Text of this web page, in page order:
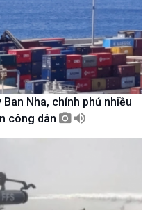
Multimedia
Nha, chính phủ nhiều
công dân